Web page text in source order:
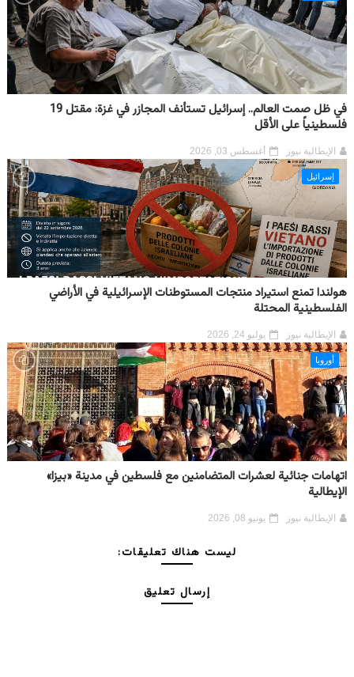
في ظل صمت العالم.. إسرائيل تستأنف المجازر في غزة: مقتل 19
فلسطينياً على الأقل
الإيطالية نيوز أغسطس 03, 2026
إسرائيل
هولندا تمنع استيراد منتجات المستوطنات الإسرائيلية في الأراضي
الفلسطينية المحتلة
الإيطالية نيوز يوليو 24, 2026
أوروبا
اتهامات جنائية لعشرات المتضامنين مع فلسطين في مدينة «بيزا»
الإيطالية
الإيطالية نيوز يونيو 08, 2026
ليست هناك تعليقات:
إرسال تعليق